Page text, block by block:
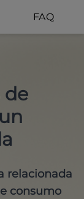
FAQ
de
relacionada
consumo